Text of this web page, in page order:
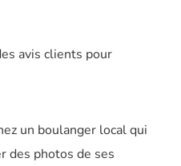
avis clients pour
un boulanger local qui
des photos de ses